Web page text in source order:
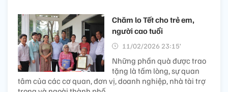
Chăm lo Tết cho trẻ em,
người cao tuổi
11/02/2026 23:15’
Những phần quà được trao
tặng là tấm lòng, sự quan
tâm của các cơ quan, đơn vị, doanh nghiệp, nhà tài trợ